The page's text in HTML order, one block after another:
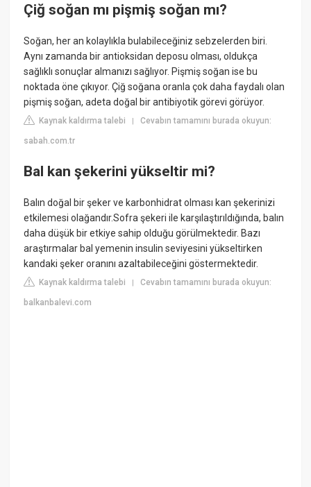
Çiğ soğan mı pişmiş soğan mı?
Soğan, her an kolaylıkla bulabileceğiniz sebzelerden biri.
Aynı zamanda bir antioksidan deposu olması, oldukça
sağlıklı sonuçlar almanızı sağlıyor. Pişmiş soğan ise bu
noktada öne çıkıyor. Çiğ soğana oranla çok daha faydalı olan
pişmiş soğan, adeta doğal bir antibiyotik görevi görüyor.
Kaynak kaldırma talebi |Cevabın tamamını burada okuyun:
sabah.com.tr
Bal kan şekerini yükseltir mi?
Balın doğal bir şeker ve karbonhidrat olması kan şekerinizi
etkilemesi olağandır.Sofra şekeri ile karşılaştırıldığında, balın
daha düşük bir etkiye sahip olduğu görülmektedir. Bazı
araştırmalar bal yemenin insulin seviyesini yükseltirken
kandaki şeker oranını azaltabileceğini göstermektedir.
Kaynak kaldırma talebi |Cevabın tamamını burada okuyun:
balkanbalevi.com